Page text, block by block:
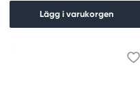
Lägg i varukorgen